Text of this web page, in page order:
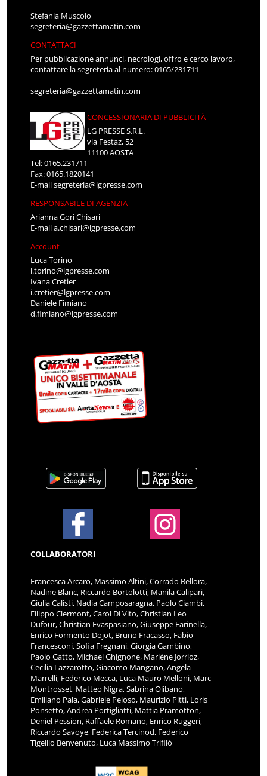
Stefania Muscolo
segreteria@gazzettamatin.com
CONTATTACI
Per pubblicazione annunci, necrologi, offro e cerco lavoro,
contattare la segreteria al numero: 0165/231711
segreteria@gazzettamatin.com
CONCESSIONARIA DI PUBBLICITÀ
LG PRESSE S.R.L.
via Festaz, 52
11100 AOSTA
Tel: 0165.231711
Fax: 0165.1820141
E-mailsegreteria@lgpresse.com
RESPONSABILE DI AGENZIA
Arianna Gori Chisari
E-maila.chisari@lgpresse.com
Account
Luca Torino
l.torino@lgpresse.com
Ivana Cretier
i.cretier@lgpresse.com
Daniele Fimiano
d.fimiano@lgpresse.com
COLLABORATORI
Francesca Arcaro, Massimo Altini, Corrado Bellora,
Nadine Blanc, Riccardo Bortolotti, Manila Calipari,
Giulia Calisti, Nadia Camposaragna, Paolo Ciambi,
Filippo Clermont, Carol Di Vito, Christian Leo
Dufour, Christian Evaspasiano, Giuseppe Farinella,
Enrico Formento Dojot, Bruno Fracasso, Fabio
Francesconi, Sofia Fregnani, Giorgia Gambino,
Paolo Gatto, Michael Ghignone, Marlène Jorrioz,
Cecilia Lazzarotto, Giacomo Mangano, Angela
Marrelli, Federico Mecca, Luca Mauro Melloni, Marc
Montrosset, Matteo Nigra, Sabrina Olibano,
Emiliano Pala, Gabriele Peloso, Maurizio Pitti, Loris
Ponsetto, Andrea Portigliatti, Mattia Pramotton,
Deniel Pession, Raffaele Romano, Enrico Ruggeri,
Riccardo Savoye, Federica Tercinod, Federico
Tigellio Benvenuto, Luca Massimo Trifilò